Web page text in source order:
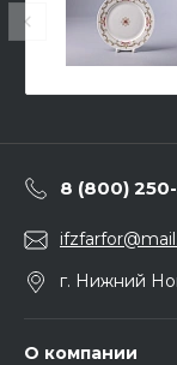
8 (800)
г. Нижний
О компании